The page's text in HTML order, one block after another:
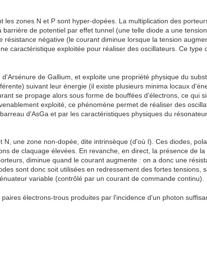
les zones N et P sont hyper-dopées. La multiplication des
de potentiel par effet tunnel (une telle diode a une
résistance négative (le courant diminue lorsque la tension
caractéristique exploitée pour réaliser des oscillateurs. Ce type
de Gallium, et exploite une propriété physique du
suivant leur énergie (il existe plusieurs minima locaux
se propage alors sous forme de bouffées d'électrons, ce qui
exploité, ce phénomène permet de réaliser des
d'AsGa et par les caractéristiques physiques du
N, une zone non-dopée, dite intrinsèque (d'où I). Ces diodes,
de claquage élevées. En revanche, en direct, la présence de
diminue quand le courant augmente : on a donc une
sont donc soit utilisées en redressement des fortes tensions,
variable (contrôlé par un courant de commande continu).
électrons-trous produites par l'incidence d'un photon